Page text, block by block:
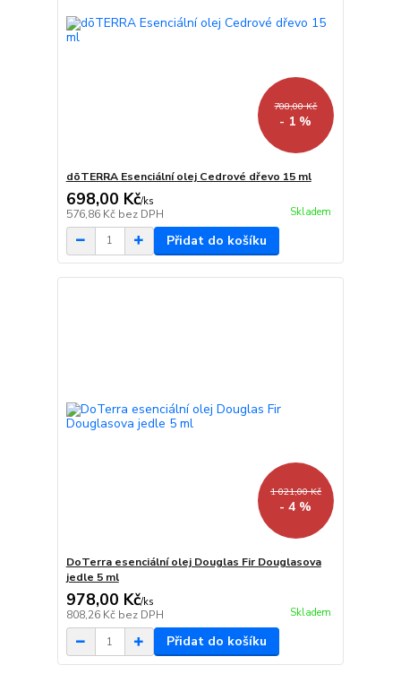
708,00 Kč
- 1 %
dōTERRA Esenciální olej Cedrové dřevo 15 ml
698,00 Kč/ks
576,86 Kč bez DPH Skladem
Přidat do košíku
1 021,00 Kč
- 4 %
DoTerra esenciální olej Douglas Fir Douglasova
jedle 5 ml
978,00 Kč/ks
808,26 Kč bez DPH Skladem
Přidat do košíku